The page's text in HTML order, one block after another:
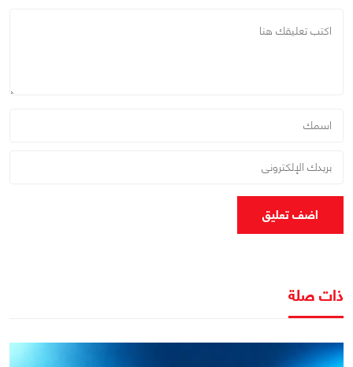
اضف تعليق
ذات صلة